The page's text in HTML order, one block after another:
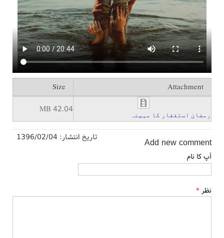
Attachment
Size
رمضان استغفار کا مہینہ
42.04 MB
تاریخ انتشار: 1396/02/04 Add new comment
آپ کا نام
نظر *